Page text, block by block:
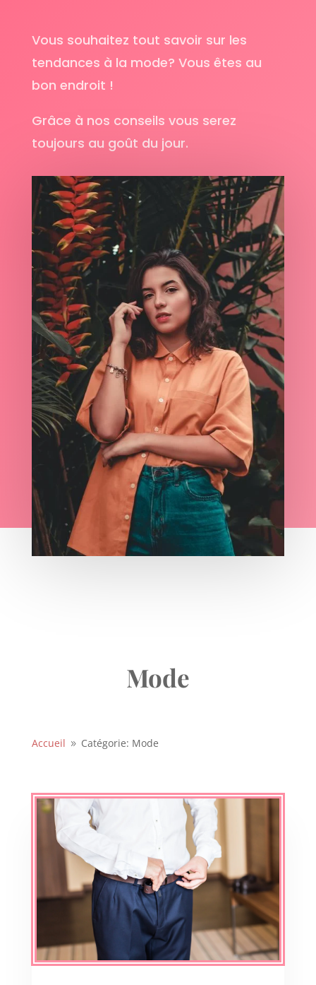
Vous souhaitez tout savoir sur les
tendances à la mode? Vous êtes au
bon endroit !
Grâce à nos conseils vous serez
toujours au goût du jour.
Mode
Accueil 9 Catégorie: Mode